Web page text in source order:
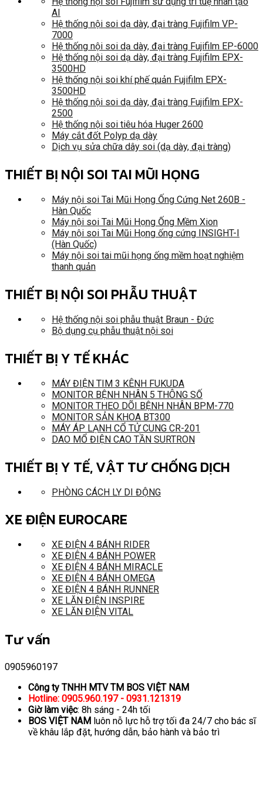
AI
Hệ thống nội soi dạ dày, đại tràng Fujifilm VP-
7000
Hệ thống nội soi dạ dày, đại tràng Fujifilm EP-6000
Hệ thống nội soi dạ dày, đại tràng Fujifilm EPX-
3500HD
Hệ thống nội soi khí phế quản Fujifilm EPX-
3500HD
Hệ thống nội soi dạ dày, đại tràng Fujifilm EPX-
2500
Hệ thống nội soi tiêu hóa Huger 2600
Máy cắt đốt Polyp dạ dày
Dịch vụ sửa chữa dây soi (dạ dày, đại tràng)
THIẾT BỊ NỘI SOI TAI MŨI HỌNG
Máy nội soi Tai Mũi Họng Ống Cứng Net 260B -
Hàn Quốc
Máy nội soi Tai Mũi Họng Ống Mềm Xion
Máy nội soi Tai Mũi Họng ống cứng INSIGHT-I
(Hàn Quốc)
Máy nội soi tai mũi họng ống mềm hoạt nghiệm
thanh quản
THIẾT BỊ NỘI SOI PHẪU THUẬT
Hệ thống nội soi phẫu thuật Braun - Đức
Bộ dụng cụ phẫu thuật nội soi
THIẾT BỊ Y TẾ KHÁC
MÁY ĐIỆN TIM 3 KÊNH FUKUDA
MONITOR BỆNH NHÂN 5 THÔNG SỐ
MONITOR THEO DÕI BỆNH NHÂN BPM-770
MONITOR SẢN KHOA BT300
MÁY ÁP LẠNH CỔ TỬ CUNG CR-201
DAO MỔ ĐIỆN CAO TẦN SURTRON
THIẾT BỊ Y TẾ, VẬT TƯ CHỐNG DỊCH
PHÒNG CÁCH LY DI ĐỘNG
XE ĐIỆN EUROCARE
XE ĐIỆN 4 BÁNH RIDER
XE ĐIỆN 4 BÁNH POWER
XE ĐIỆN 4 BÁNH MIRACLE
XE ĐIỆN 4 BÁNH OMEGA
XE ĐIỆN 4 BÁNH RUNNER
XE LĂN ĐIỆN INSPIRE
XE LĂN ĐIỆN VITAL
Tư vấn
0905960197
Công ty TNHH MTV TM BOS VIỆT NAM
Hotline: 0905.960.197 - 0931.121319
Giờ làm việc: 8h sáng - 24h tối
BOS VIỆT NAM luôn nỗ lực hỗ trợ tối đa 24/7 cho bác sĩ
về khâu lắp đặt, hướng dẫn, bảo hành và bảo trì